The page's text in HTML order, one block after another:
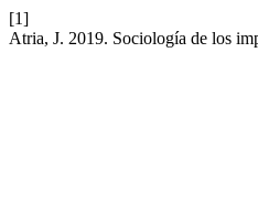
[1]
Atria, J. 2019. Sociología de los